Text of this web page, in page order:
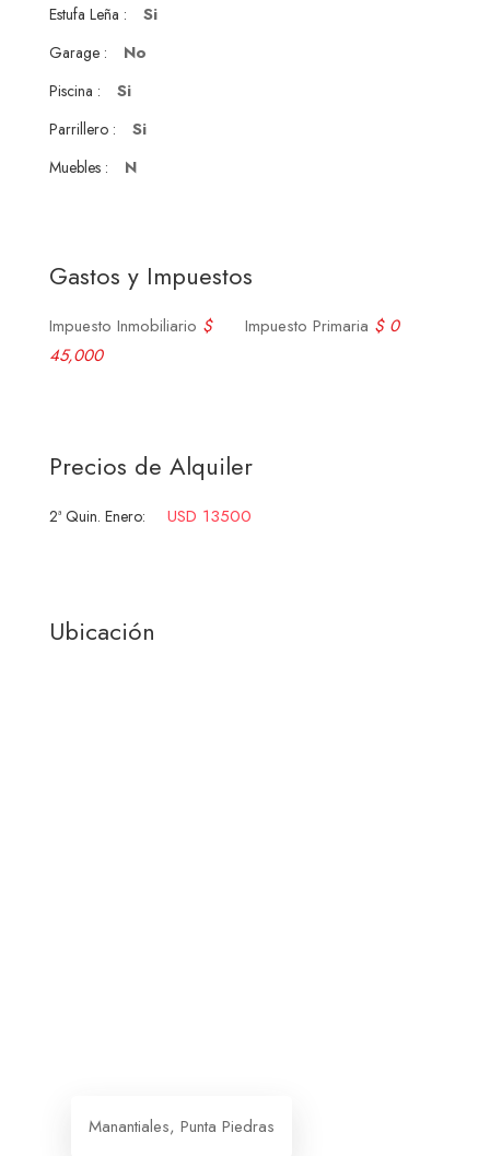
Estufa Leña : Si
Garage : No
Piscina : Si
Parrillero : Si
Muebles : N
Gastos y Impuestos
Impuesto Inmobiliario $
45,000
Impuesto Primaria $ 0
Precios de Alquiler
2ª Quin. Enero: USD 13500
Ubicación
Manantiales, Punta Piedras